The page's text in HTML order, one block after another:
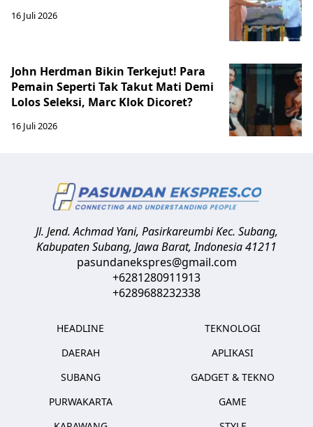
16 Juli 2026
John Herdman Bikin Terkejut! Para
Pemain Seperti Tak Takut Mati Demi
Lolos Seleksi, Marc Klok Dicoret?
16 Juli 2026
Jl. Jend. Achmad Yani, Pasirkareumbi Kec. Subang,
Kabupaten Subang, Jawa Barat,Indonesia41211
pasundanekspres@gmail.com
+6281280911913
+6289688232338
HEADLINE
DAERAH
SUBANG
PURWAKARTA
TEKNOLOGI
APLIKASI
GADGET & TEKNO
GAME